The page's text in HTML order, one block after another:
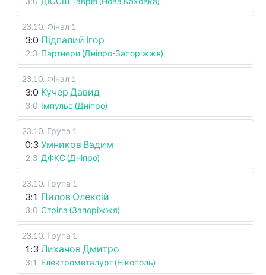
23.10. Фінал 1
3:0 Підпалий Ігор
2:3 Партнери (Дніпро-Запоріжжя)
23.10. Фінал 1
3:0 Кучер Давид
3:0 Імпульс (Дніпро)
23.10. Група 1
0:3 Умников Вадим
2:3 ДФКС (Дніпро)
23.10. Група 1
3:1 Пилов Олексій
3:0 Стріла (Запоріжжя)
23.10. Група 1
1:3 Лихачов Дмитро
3:1 Електрометалург (Нікополь)